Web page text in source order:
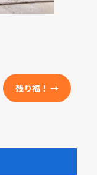
残り福！→